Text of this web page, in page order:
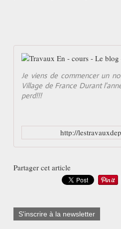
Je viens de commencer un
Village de France Durant
perd!!!
http://
Partager cet article
S'inscrire à la newsletter